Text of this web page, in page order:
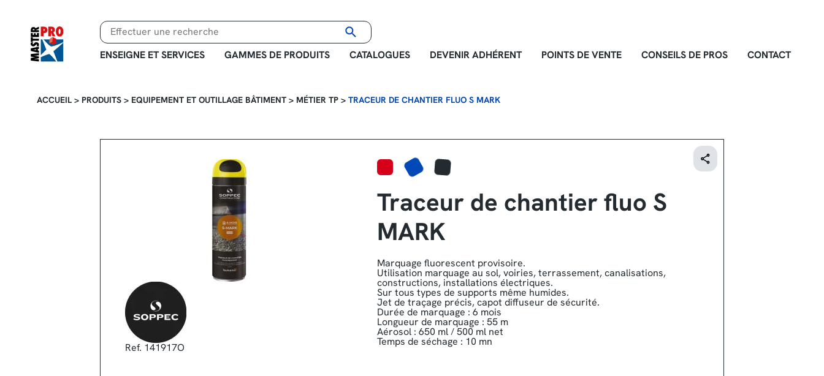
contenu
principal
ENSEIGNE ET SERVICES
GAMMES DE PRODUITS CATALOGUES DEVENIR ADHÉRENT POINTS DE VENTE CONSEILS DE PROS CONTACT
ACCUEIL > PRODUITS > EQUIPEMENT ET OUTILLAGE BÂTIMENT > MÉTIER TP > TRACEUR DE CHANTIER FLUO S MARK
Ref. 141917O
Traceur de chantier fluo S
MARK
Marquage fluorescent provisoire.
Utilisation marquage au sol, voiries, terrassement, canalisations,
constructions, installations électriques.
Sur tous types de supports même humides.
Jet de traçage précis, capot diffuseur de sécurité.
Durée de marquage : 6 mois
Longueur de marquage : 55 m
Aérosol : 650 ml ∕ 500 ml net
Temps de séchage : 10 mn